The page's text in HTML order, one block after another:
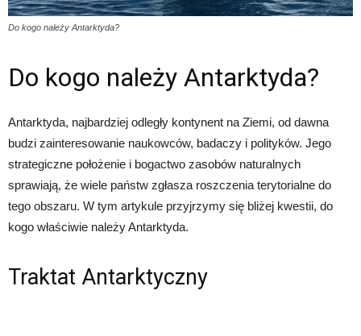
Do kogo należy Antarktyda?
Do kogo należy Antarktyda?
Antarktyda, najbardziej odległy kontynent na Ziemi, od dawna
budzi zainteresowanie naukowców, badaczy i polityków. Jego
strategiczne położenie i bogactwo zasobów naturalnych
sprawiają, że wiele państw zgłasza roszczenia terytorialne do
tego obszaru. W tym artykule przyjrzymy się bliżej kwestii, do
kogo właściwie należy Antarktyda.
Traktat Antarktyczny